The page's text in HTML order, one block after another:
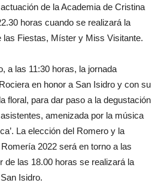
de la Academia de Cristina
horas cuando se realizará la
las Fiestas, Míster y Miss Visitante.
a las 11:30 horas, la jornada
en honor a San Isidro y con su
floral, para dar paso a la degustación
amenizada por la música
La elección del Romero y la
2022 será en torno a las
de las 18.00 horas se realizará la
Isidro.